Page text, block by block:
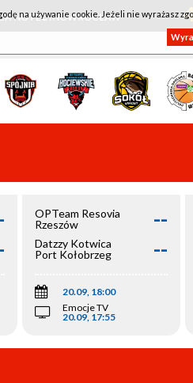
NOTEĆ INOWROCŁAW
OPTeam Resovia
Rzeszów
--
Datzzy Kotwica
Port Kołobrzeg
--
20.09, 18:00
Emocje TV
20.09, 17:55
na używanie cookie. Jeżeli nie wyrażasz